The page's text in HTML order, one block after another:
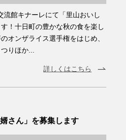
流館キナーレにて「里山おいし
！十日町の豊かな秋の食を楽し
オンザライス選手権をはじめ、
りほか...
詳しくはこちら
さん」を募集します